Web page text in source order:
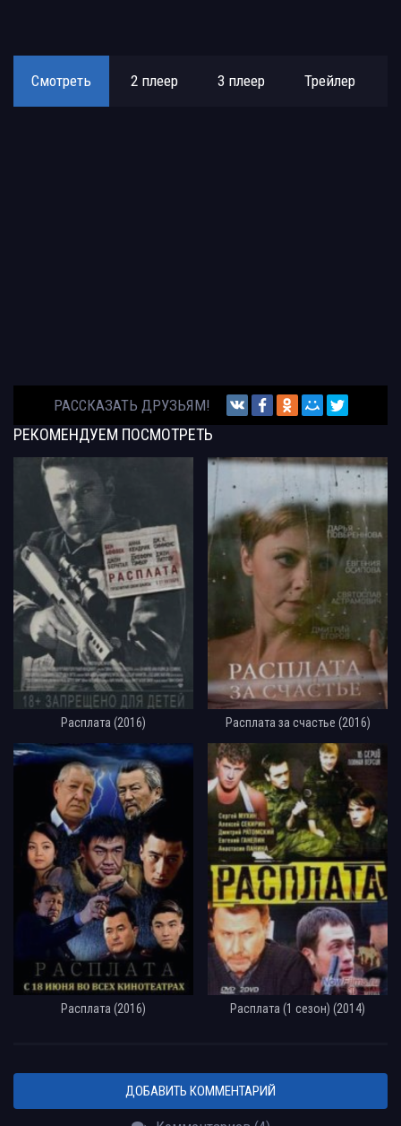
Смотреть 2 плеер 3 плеер Трейлер
РАССКАЗАТЬ ДРУЗЬЯМ!
РЕКОМЕНДУЕМ ПОСМОТРЕТЬ
Расплата (2016) Расплата за счастье (2016)
Расплата (2016) Расплата (1 сезон) (2014)
ДОБАВИТЬ КОММЕНТАРИЙ